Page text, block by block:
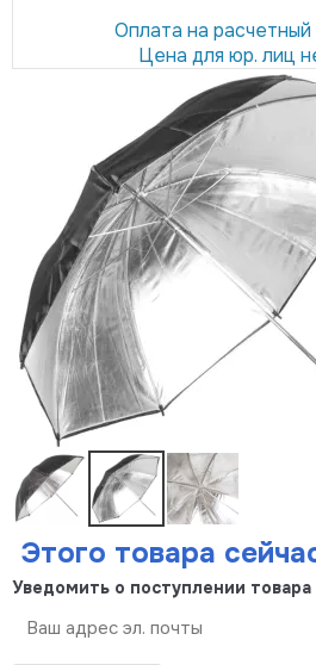
Оплата на
Цена для юр. лиц
Этого товара
Уведомить о поступлении товара